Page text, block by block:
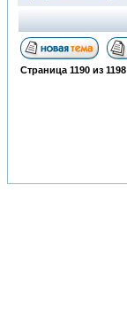
Страница 1190 из 1198